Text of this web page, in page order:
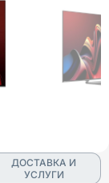
ДОСТАВКА И
УСЛУГИ